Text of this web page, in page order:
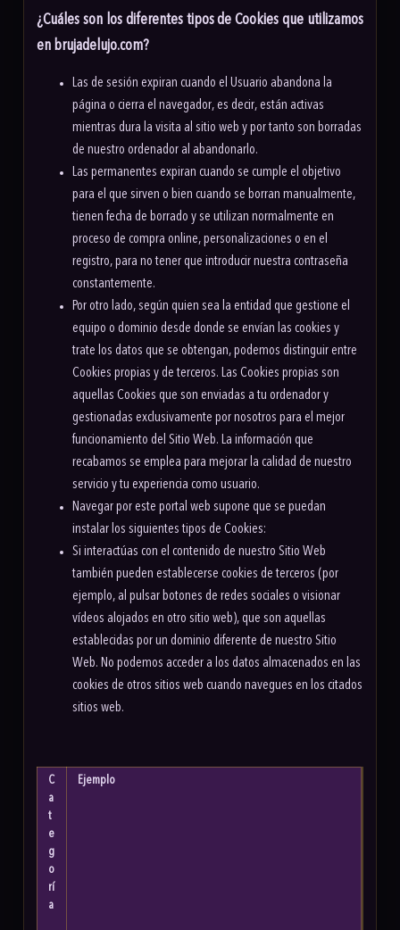
¿Cuáles son los diferentes tipos de Cookies que utilizamos
en brujadelujo.com?
Las de sesión expiran cuando el Usuario abandona la
página o cierra el navegador, es decir, están activas
mientras dura la visita al sitio web y por tanto son borradas
de nuestro ordenador al abandonarlo.
Las permanentes expiran cuando se cumple el objetivo
para el que sirven o bien cuando se borran manualmente,
tienen fecha de borrado y se utilizan normalmente en
proceso de compra online, personalizaciones o en el
registro, para no tener que introducir nuestra contraseña
constantemente.
Por otro lado, según quien sea la entidad que gestione el
equipo o dominio desde donde se envían las cookies y
trate los datos que se obtengan, podemos distinguir entre
Cookies propias y de terceros. Las Cookies propias son
aquellas Cookies que son enviadas a tu ordenador y
gestionadas exclusivamente por nosotros para el mejor
funcionamiento del Sitio Web. La información que
recabamos se emplea para mejorar la calidad de nuestro
servicio y tu experiencia como usuario.
Navegar por este portal web supone que se puedan
instalar los siguientes tipos de Cookies:
Si interactúas con el contenido de nuestro Sitio Web
también pueden establecerse cookies de terceros (por
ejemplo, al pulsar botones de redes sociales o visionar
vídeos alojados en otro sitio web), que son aquellas
establecidas por un dominio diferente de nuestro Sitio
Web. No podemos acceder a los datos almacenados en las
cookies de otros sitios web cuando navegues en los citados
sitios web.
C
a
t
e
g
o
rí
a
Ejemplo